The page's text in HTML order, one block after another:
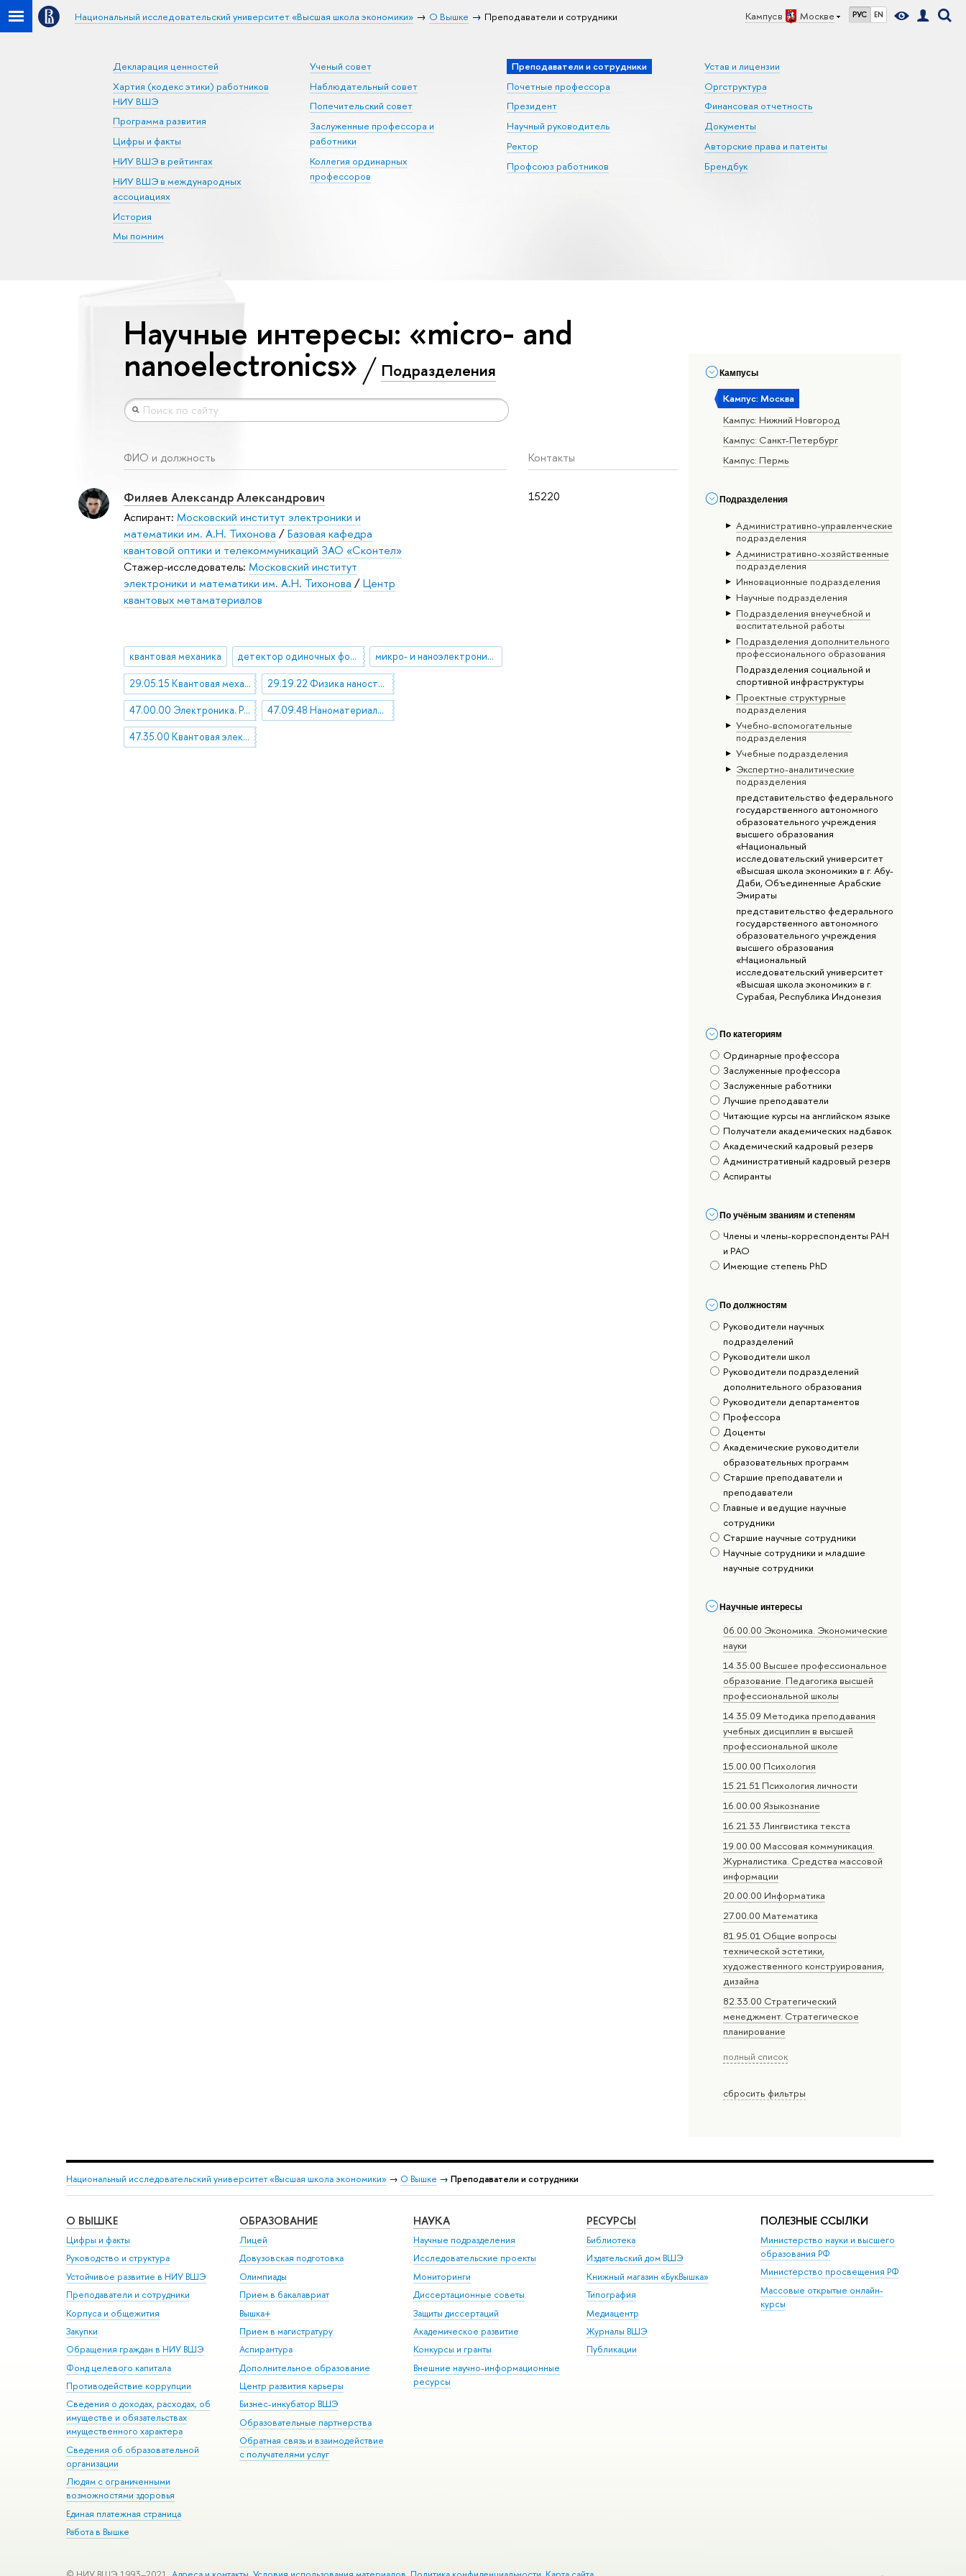
Кампус в Москве РУС EN
Национальный исследовательский университет «Высшая школа экономики» О Вышке Преподаватели и сотрудники
Декларация ценностей
Хартия (кодекс этики) работников
НИУ ВШЭ
Программа развития
Цифры и факты
НИУ ВШЭ в рейтингах
НИУ ВШЭ в международных
ассоциациях
История
Мы помним
Ученый совет
Наблюдательный совет
Попечительский совет
Заслуженные профессора и
работники
Коллегия ординарных
профессоров
Преподаватели и сотрудники
Почетные профессора
Президент
Научный руководитель
Ректор
Профсоюз работников
Устав и лицензии
Оргструктура
Финансовая отчетность
Документы
Авторские права и патенты
Брендбук
Кампусы
Кампус: Москва
Кампус: Нижний Новгород
Кампус: Санкт-Петербург
Кампус: Пермь
Подразделения
Административно-управленческие
подразделения
Административно-хозяйственные
подразделения
Инновационные подразделения
Научные подразделения
Подразделения внеучебной и
воспитательной работы
Подразделения дополнительного
профессионального образования
Подразделения социальной и
спортивной инфраструктуры
Проектные структурные
подразделения
Учебно-вспомогательные
подразделения
Учебные подразделения
Экспертно-аналитические
подразделения
представительство федерального
государственного автономного
образовательного учреждения
высшего образования
«Национальный
исследовательский университет
«Высшая школа экономики» в г. Абу-
Даби, Объединенные Арабские
Эмираты
представительство федерального
государственного автономного
образовательного учреждения
высшего образования
«Национальный
исследовательский университет
«Высшая школа экономики» в г.
Сурабая, Республика Индонезия
По категориям
Ординарные профессора
Заслуженные профессора
Заслуженные работники
Лучшие преподаватели
Читающие курсы на английском языке
Получатели академических надбавок
Академический кадровый резерв
Административный кадровый резерв
Аспиранты
По учёным званиям и степеням
Члены и члены-корреспонденты РАН
и РАО
Имеющие степень PhD
По должностям
Руководители научных
подразделений
Руководители школ
Руководители подразделений
дополнительного образования
Руководители департаментов
Профессора
Доценты
Академические руководители
образовательных программ
Старшие преподаватели и
преподаватели
Главные и ведущие научные
сотрудники
Старшие научные сотрудники
Научные сотрудники и младшие
научные сотрудники
Научные интересы
06.00.00 Экономика. Экономические
науки
14.35.00 Высшее профессиональное
образование. Педагогика высшей
профессиональной школы
14.35.09 Методика преподавания
учебных дисциплин в высшей
профессиональной школе
15.00.00 Психология
15.21.51 Психология личности
16.00.00 Языкознание
16.21.33 Лингвистика текста
19.00.00 Массовая коммуникация.
Журналистика. Средства массовой
информации
20.00.00 Информатика
27.00.00 Математика
81.95.01 Общие вопросы
технической эстетики,
художественного конструирования,
дизайна
82.33.00 Стратегический
менеджмент. Стратегическое
планирование
полный список
сбросить фильтры
Научные интересы: «micro- and
nanoelectronics» Подразделения
ФИО и должность Контакты
15220
Филяев Александр Александрович
Аспирант: Московский институт электроники и
математики им. А.Н. Тихонова /Базовая кафедра
квантовой оптики и телекоммуникаций ЗАО «Сконтел»
Стажер-исследователь: Московский институт
электроники и математики им. А.Н. Тихонова /Центр
квантовых метаматериалов
квантовая механика детектор одиночных фотонов микро- и наноэлектроника
29.05.15 Квантовая механика 29.19.22 Физика наноструктур. Низкоразмерные структуры. Мезоскопические структуры
47.00.00 Электроника. Радиотехника 47.09.48 Наноматериалы для электроники
47.35.00 Квантовая электроника
Национальный исследовательский университет «Высшая школа экономики» → О Вышке → Преподаватели и сотрудники
О ВЫШКЕ
Цифры и факты
Руководство и структура
Устойчивое развитие в НИУ ВШЭ
Преподаватели и сотрудники
Корпуса и общежития
Закупки
Обращения граждан в НИУ ВШЭ
Фонд целевого капитала
Противодействие коррупции
Сведения о доходах, расходах, об
имуществе и обязательствах
имущественного характера
Сведения об образовательной
организации
Людям с ограниченными
возможностями здоровья
Единая платежная страница
Работа в Вышке
ОБРАЗОВАНИЕ
Лицей
Довузовская подготовка
Олимпиады
Прием в бакалавриат
Вышка+
Прием в магистратуру
Аспирантура
Дополнительное образование
Центр развития карьеры
Бизнес-инкубатор ВШЭ
Образовательные партнерства
Обратная связь и взаимодействие
с получателями услуг
НАУКА
Научные подразделения
Исследовательские проекты
Мониторинги
Диссертационные советы
Защиты диссертаций
Академическое развитие
Конкурсы и гранты
Внешние научно-информационные
ресурсы
РЕСУРСЫ
Библиотека
Издательский дом ВШЭ
Книжный магазин «БукВышка»
Типография
Медиацентр
Журналы ВШЭ
Публикации
ПОЛЕЗНЫЕ ССЫЛКИ
Министерство науки и высшего
образования РФ
Министерство просвещения РФ
Массовые открытые онлайн-
курсы